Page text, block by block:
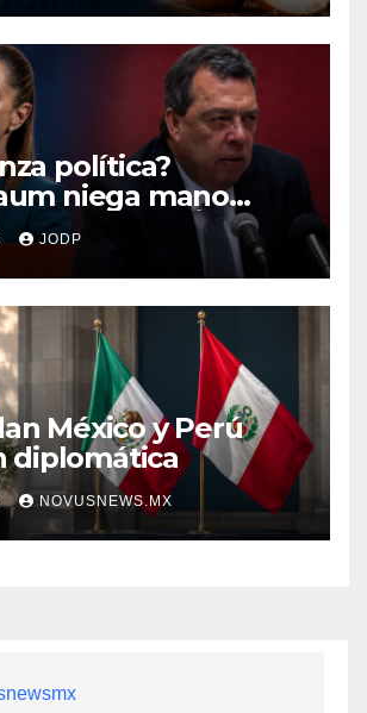
política?
niega mano
captura de Ángel
JODP
México y Perú
diplomática
NOVUSNEWS.MX